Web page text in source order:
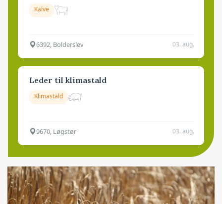
Kalve
6392, Bolderslev 03. aug.
Leder til klimastald
Klimastald
9670, Løgstør 03. aug.